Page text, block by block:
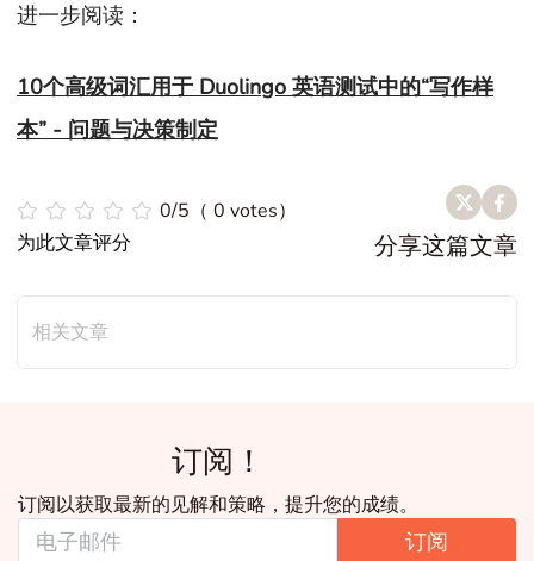
进一步阅读：
10个高级词汇用于 Duolingo 英语测试中的“写作样
本” - 问题与决策制定
0/5（ 0 votes）
为此文章评分
分享这篇文章
相关文章
订阅！
订阅以获取最新的见解和策略，提升您的成绩。
订阅